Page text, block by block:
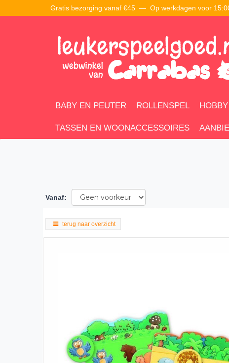
Gratis bezorging vanaf €45 — Op werkdagen voor
BABY EN PEUTER ROLLENSPEL
TASSEN EN WOONACCESSOIRES
Vanaf:
terug naar overzicht